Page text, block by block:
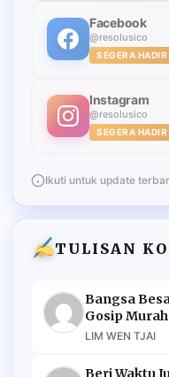
Facebook
@resolusico
SEGERA HADIR
Instagram
@resolusico
SEGERA HADIR
Ikuti untuk update
TULISAN
Bangsa
Gosip
LIM WEN TJAI
Beri Waktu